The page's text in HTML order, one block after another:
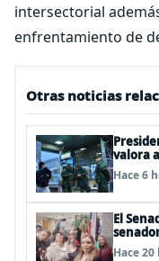
intersectorial
enfrentamiento de
Otras noticias
valora
secreto
Hace 6
El
Hace 20